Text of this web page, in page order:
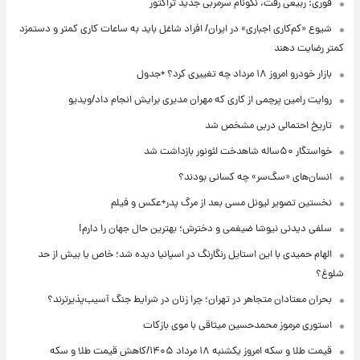
فوری: ربیعی رفت، نکونام سرمربی جدید تراکتور
شیوع «کم‌کاری اجباری» در ایران/ افراد شاغل باید به ساعات کاری کمتر و دستمزد
کمتر رضایت دهند
بازار خودرو امروز ۱۸ مرداد چه تغییری کرد؟ +جدول
روایت رامین پرچمی از کاری که مهران مدیری برایش انجام داد/ویدیو
تاریخ احتمالی دربی مشخص شد
خواستگار ۵۰ساله شاهدخت لئونور بازداشت شد
انسان‌های «سگ‌سر» چه کسانی بودند؟
نخستین تصویر لیونل مسی بعد از مرگ پدر+عکس و فیلم
سلفی دیدنی نیوشا ضیغمی و دخترش؛ بهترین حال جهان را دارم!
الهام حمیدی با این استایل رنگارنگ در اسپانیا دیده شد؛ خاص یا بیش از حد
شلوغ؟
بحران معتادان متجاهر در تهران؛ چرا زنان در شرایط جنگ آسیب‌پذیرترند؟
استوری مرموز محمدحسین میثاقی با موی بازکات
قیمت طلا و سکه امروز یکشنبه ۱۸ مرداد ۱۴۰۵/کاهش قیمت طلا و سکه